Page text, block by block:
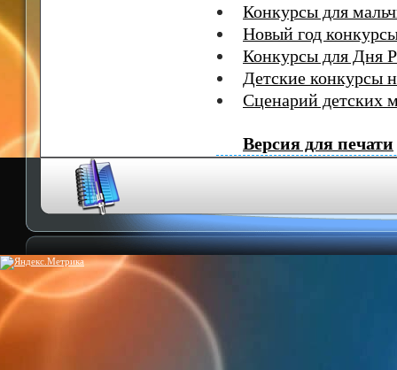
Конкурсы для
Новый год
Конкурсы для Дня
Детские конкурсы
Сценарий детских
Версия для печати